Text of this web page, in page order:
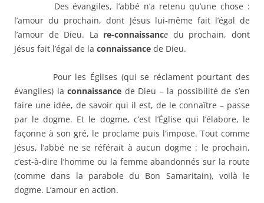
Des évangiles, l’abbé n’a retenu qu’une chose :
l’amour du prochain, dont Jésus lui-même fait l’égal de
l’amour de Dieu. La re-connaissance du prochain, dont
Jésus fait l’égal de la connaissance de Dieu.
Pour les Églises (qui se réclament pourtant des
évangiles) laconnaissance de Dieu – la possibilité de s’en
faire une idée, de savoir qui il est, de le connaître – passe
par le dogme. Et le dogme, c’est l’Église qui l’élabore, le
façonne à son gré, le proclame puis l’impose. Tout comme
Jésus, l’abbé ne se référait à aucun dogme : le prochain,
c’est-à-dire l’homme ou la femme abandonnés sur la route
(comme dans la parabole du Bon Samaritain), voilà le
dogme. L’amour en action.